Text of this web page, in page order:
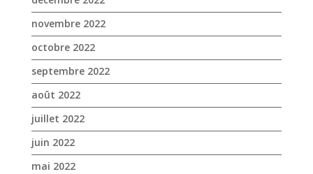
novembre 2022
octobre 2022
septembre 2022
août 2022
juillet 2022
juin 2022
mai 2022